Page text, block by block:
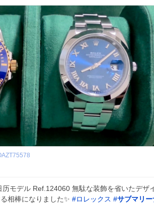
历モデル Ref.124060 無駄な装飾を省いたデザ
相棒になりました✨ #ロレックス #サブマリー